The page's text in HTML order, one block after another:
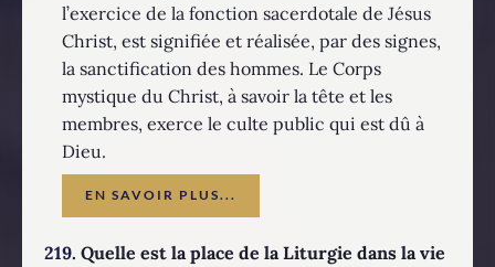
l’exercice de la fonction sacerdotale de Jésus
Christ, est signifiée et réalisée, par des signes,
la sanctification des hommes. Le Corps
mystique du Christ, à savoir la tête et les
membres, exerce le culte public qui est dû à
Dieu.
EN SAVOIR PLUS...
219. Quelle est la place de la Liturgie dans la vie